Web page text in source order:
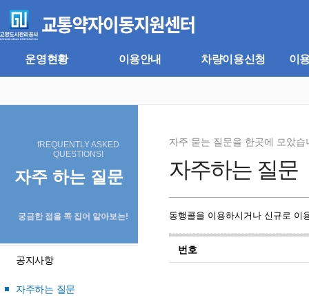
뉴
바
기
바
로
운영현황 이용안내 차량이용신청 이
자주 하는 질문
fREQUENTLY ASKED
QUESTIONS!
궁금한 점을 콕 집어 알아보는!
공지사항
자주하는 질문
자주하는 질문
자주 묻는 질문을 한곳에 모았습
동행콜을 이용하시거나 신규로 이
번호